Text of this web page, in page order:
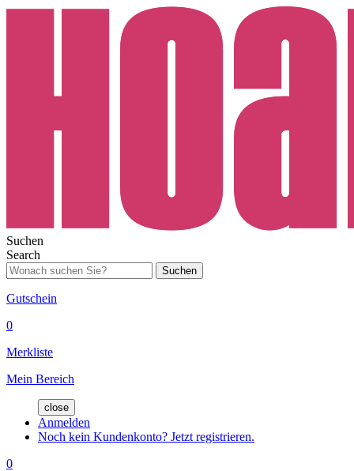
Suchen
Search
Suchen
Gutschein
0
Merkliste
Mein Bereich
close
Anmelden
Noch kein Kundenkonto? Jetzt registrieren.
0